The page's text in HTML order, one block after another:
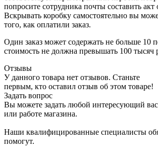
попросите сотрудника почты составить
Вскрывать коробку самостоятельно вы
того, как оплатили заказ.
Один заказ может содержать не больше 10
стоимость не должна превышать 100 тысяч
Отзывы
У данного товара нет отзывов. Станьте
первым, кто оставил отзыв об этом товаре!
Задать вопрос
Вы можете задать любой интересующий
или работе магазина.
Наши квалифицированные специалисты
помогут.